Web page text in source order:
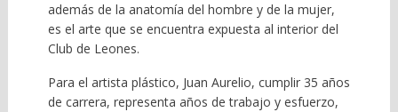
además de la anatomía del hombre y de la mujer,
es el arte que se encuentra expuesta al interior del
Club de Leones.
Para el artista plástico, Juan Aurelio, cumplir 35 años
de carrera, representa años de trabajo y esfuerzo,